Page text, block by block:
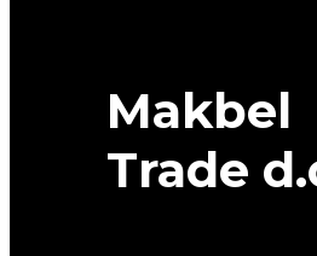
Makbel
Trade